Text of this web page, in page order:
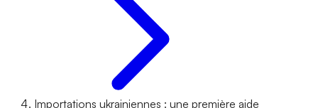
Importations ukrainiennes : une première aide